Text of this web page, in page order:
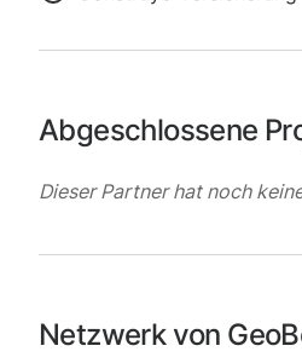
Abgeschlossene
Dieser Partner hat noch
Netzwerk von